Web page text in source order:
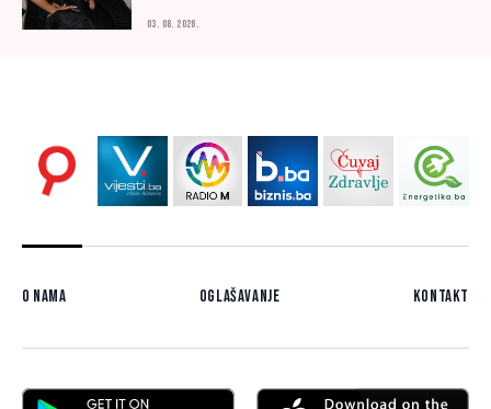
03. 08. 2026.
O nama Oglašavanje Kontakt